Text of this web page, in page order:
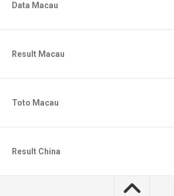
Data Macau
Result Macau
Toto Macau
Result China